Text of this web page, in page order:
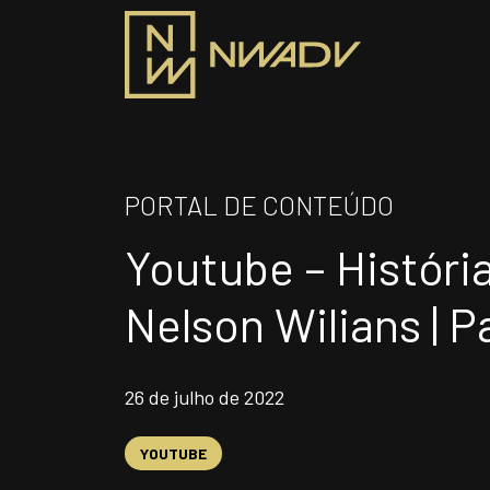
Somos a NWADV
Entregas e Soluções
Prêmios/Reconhecimentos
Siga-nos
PORTAL DE CONTEÚDO
Youtube –
Nelson Wilians |
26 de julho de 2022
YOUTUBE